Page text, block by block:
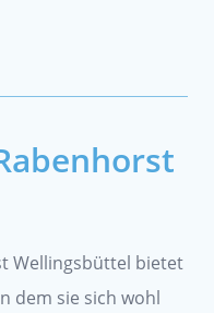
Wellingsbüttel bietet
dem sie sich wohl